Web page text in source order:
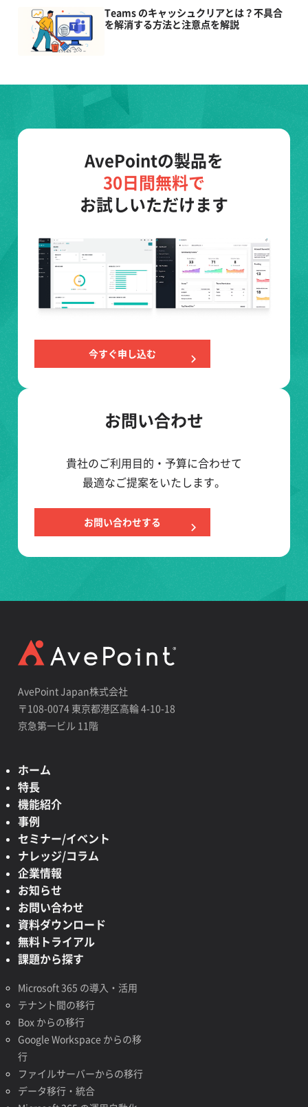
Teams のキャッシュクリアとは？不具合
を解消する方法と注意点を解説
AvePointの製品を
30日間無料で
お試しいただけます
今すぐ申し込む
お問い合わせ
貴社のご利用目的・予算に合わせて
最適なご提案をいたします。
お問い合わせする
AvePoint Japan株式会社
〒108-0074 東京都港区高輪 4-10-18
京急第一ビル 11階
ホーム
特長
機能紹介
事例
セミナー/イベント
ナレッジ/コラム
企業情報
お知らせ
お問い合わせ
資料ダウンロード
無料トライアル
課題から探す
Microsoft 365 の導入・活用
テナント間の移行
Box からの移行
Google Workspace からの移
行
ファイルサーバーからの移行
データ移行・統合